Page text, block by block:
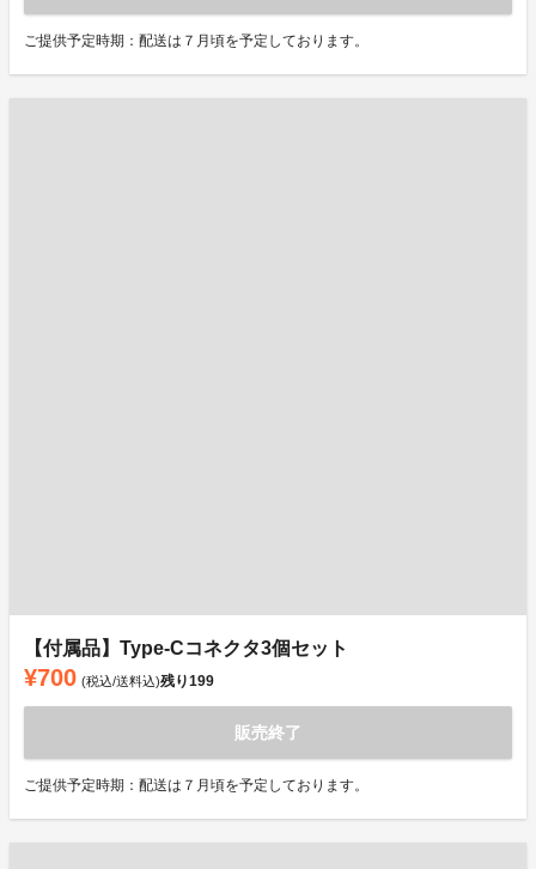
ご提供予定時期：配送は７月頃を予定しております。
【付属品】Type-Cコネクタ3個セット
¥700 (税込/送料込)残り199
販売終了
ご提供予定時期：配送は７月頃を予定しております。